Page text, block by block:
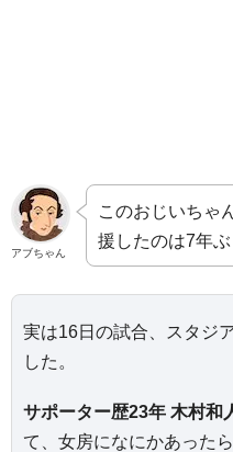
アブちゃん
このおじいちゃ
援したのは7年ぶ
実は16日の試合、スタジ
した。
サポーター歴23年 木村和
て、女房になにかあった